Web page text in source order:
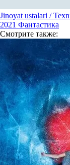
Jinoyat ustalari /
2021 Фантастика
Смотрите также: